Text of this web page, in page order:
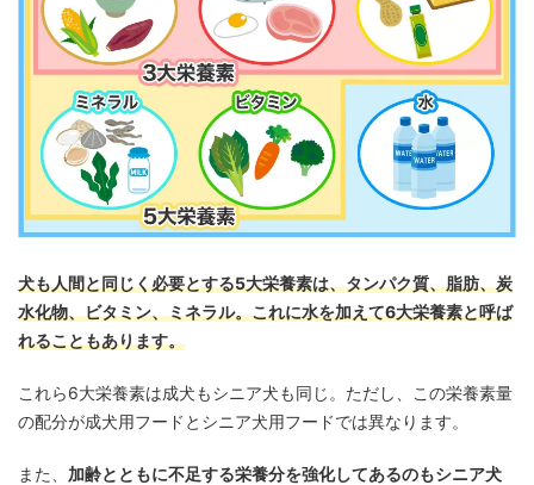
犬も人間と同じく必要とする5大栄養素は、タンパク質、脂肪、炭
水化物、ビタミン、ミネラル。これに水を加えて6大栄養素と呼ば
れることもあります。
これら6大栄養素は成犬もシニア犬も同じ。ただし、この栄養素量
の配分が成犬用フードとシニア犬用フードでは異なります。
また、 加齢とともに不足する栄養分を強化してあるのもシニア犬